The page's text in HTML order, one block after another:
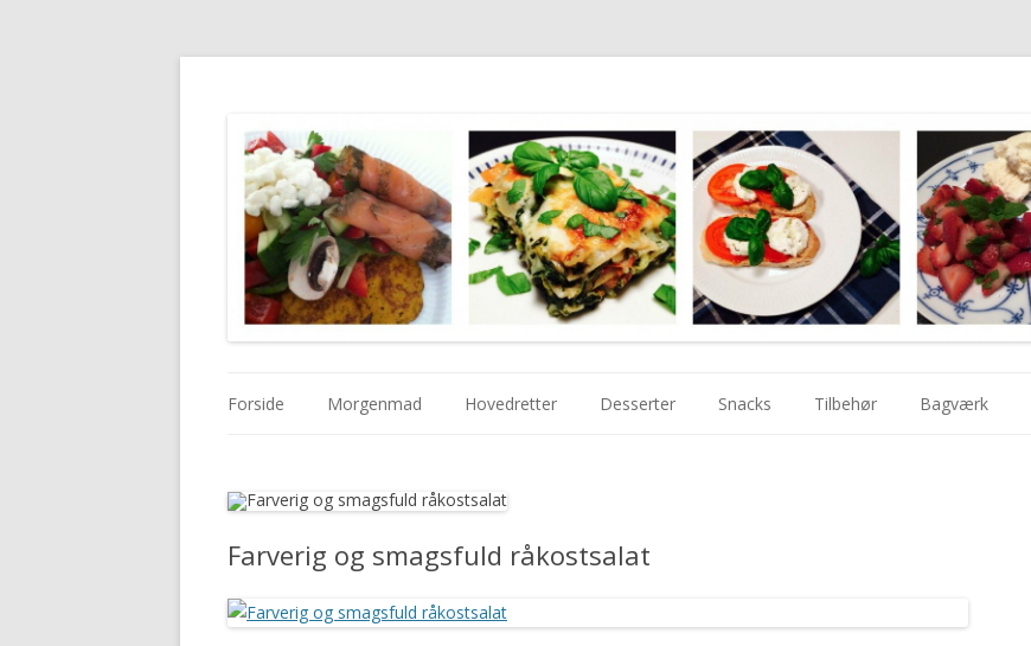
indhold
Forside Morgenmad Hovedretter Desserter Snacks Tilbehør Bagværk
Farverig og smagsfuld råkostsalat